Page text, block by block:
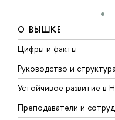
О ВЫШКЕ
Цифры и факты
Руководство и структура
Устойчивое развитие
Преподаватели и